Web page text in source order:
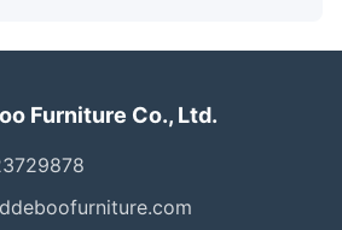
Furniture Co., Ltd.